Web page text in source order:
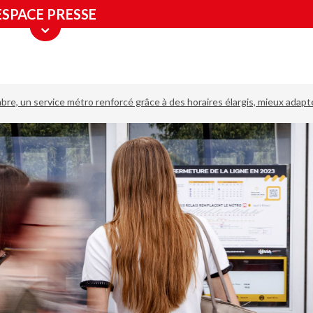
PRESSE
un service métro renforcé grâce à des horaires élargis, mieux